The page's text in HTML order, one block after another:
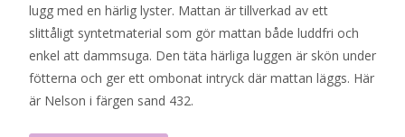
lugg med en härlig lyster. Mattan är tillverkad av ett
slittåligt syntetmaterial som gör mattan både luddfri och
enkel att dammsuga. Den täta härliga luggen är skön under
fötterna och ger ett ombonat intryck där mattan läggs. Här
är Nelson i färgen sand 432.